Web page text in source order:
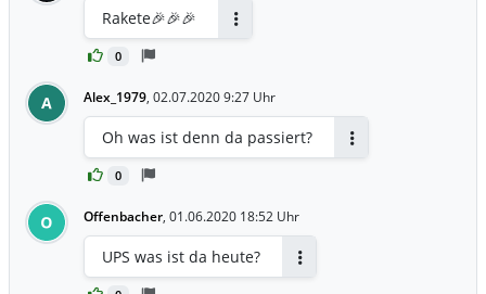
0
Rakete🎉🎉🎉
A Alex_1979, 02.07.2020 9:27 Uhr
0
Oh was ist denn da passiert?
O Offenbacher, 01.06.2020 18:52 Uhr
UPS was ist da heute?